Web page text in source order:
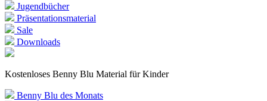
Jugendbücher
Präsentationsmaterial
Sale
Downloads
Kostenloses Benny Blu Material für Kinder
Benny Blu des Monats